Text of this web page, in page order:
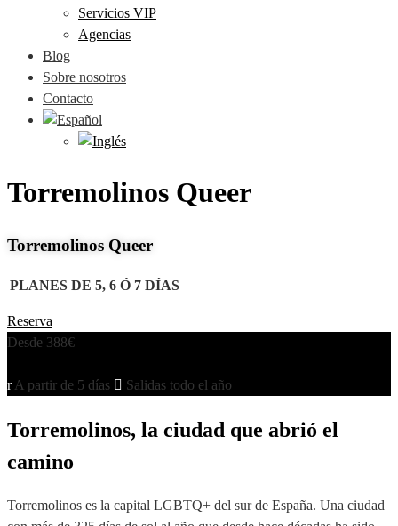
Servicios VIP
Agencias
Blog
Sobre nosotros
Contacto
Torremolinos Queer
Torremolinos Queer
PLANES DE 5, 6 Ó 7 DÍAS
Reserva
Desde 388€
A partir de 5 días
Salidas todo el año
Torremolinos, la ciudad que abrió el
camino
Torremolinos es la capital LGBTQ+ del sur de España. Una ciudad